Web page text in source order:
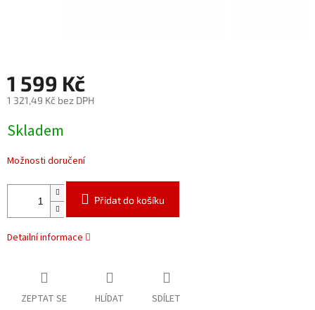
1 599 Kč
1 321,49 Kč bez DPH
cena:
Skladem
Možnosti doručení
Přidat do košíku
Detailní informace
ZEPTAT SE HLÍDAT SDÍLET